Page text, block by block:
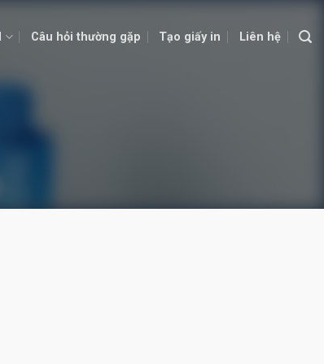
Câu hỏi thường gặp Tạo giấy in Liên hệ